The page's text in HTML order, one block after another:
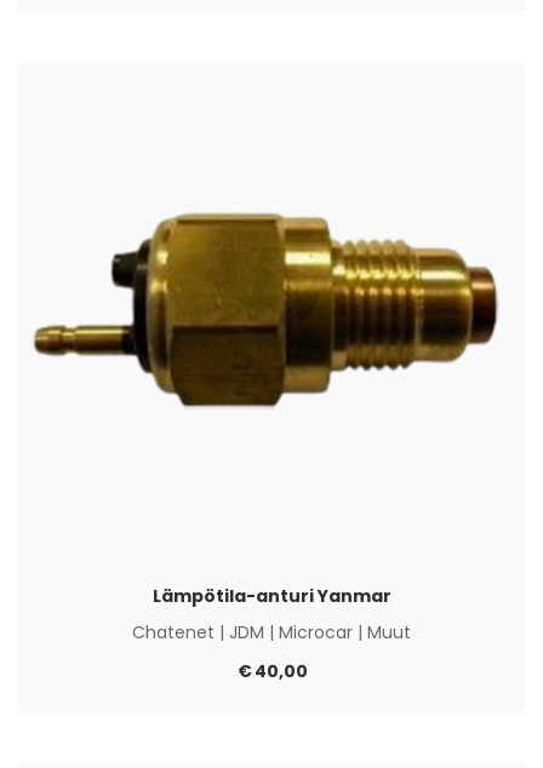
Lämpötila-anturi Yanmar
Chatenet | JDM | Microcar | Muut
€40,00